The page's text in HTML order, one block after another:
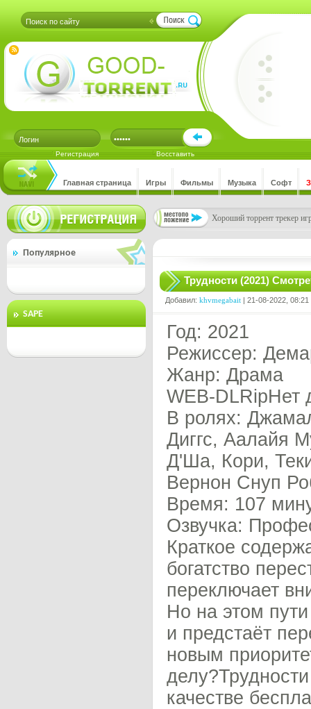
Регистрация Восставить
Главная страница Игры Фильмы Музыка Софт
Хороший торрент трекер
Популярное
SAPE
Трудности (2021)
Добавил: khvmegabait | 21-08-2022,
Год: 2021
Режиссер:
Жанр: Драма
WEB-DLRipНет
В ролях:
Диггс, Аалайя
Д'Ша, Кори,
Вернон Снуп
Время: 107
Озвучка:
Краткое
богатство
переключает
Но на этом
и предстаёт
новым
качестве